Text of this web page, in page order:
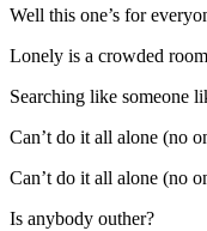
Well this one’s for
Lonely is a crowded room
Searching like someone
Can’t do it all alone (no
Can’t do it all alone (no
Is anybody outher?